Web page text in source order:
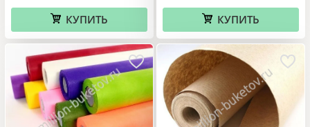
КУПИТЬ КУПИТЬ